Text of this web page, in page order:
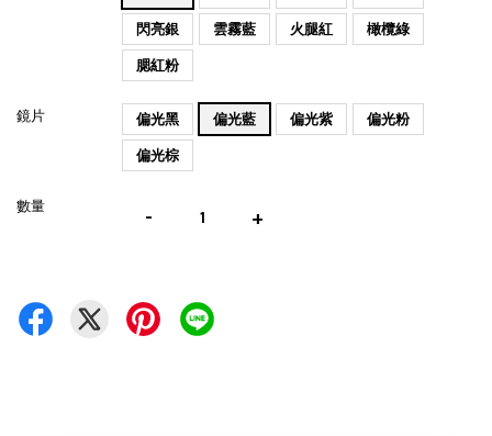
閃亮銀 雲霧藍 火腿紅 橄欖綠
腮紅粉
鏡片 偏光黑 偏光藍 偏光紫 偏光粉
偏光棕
數量 - +